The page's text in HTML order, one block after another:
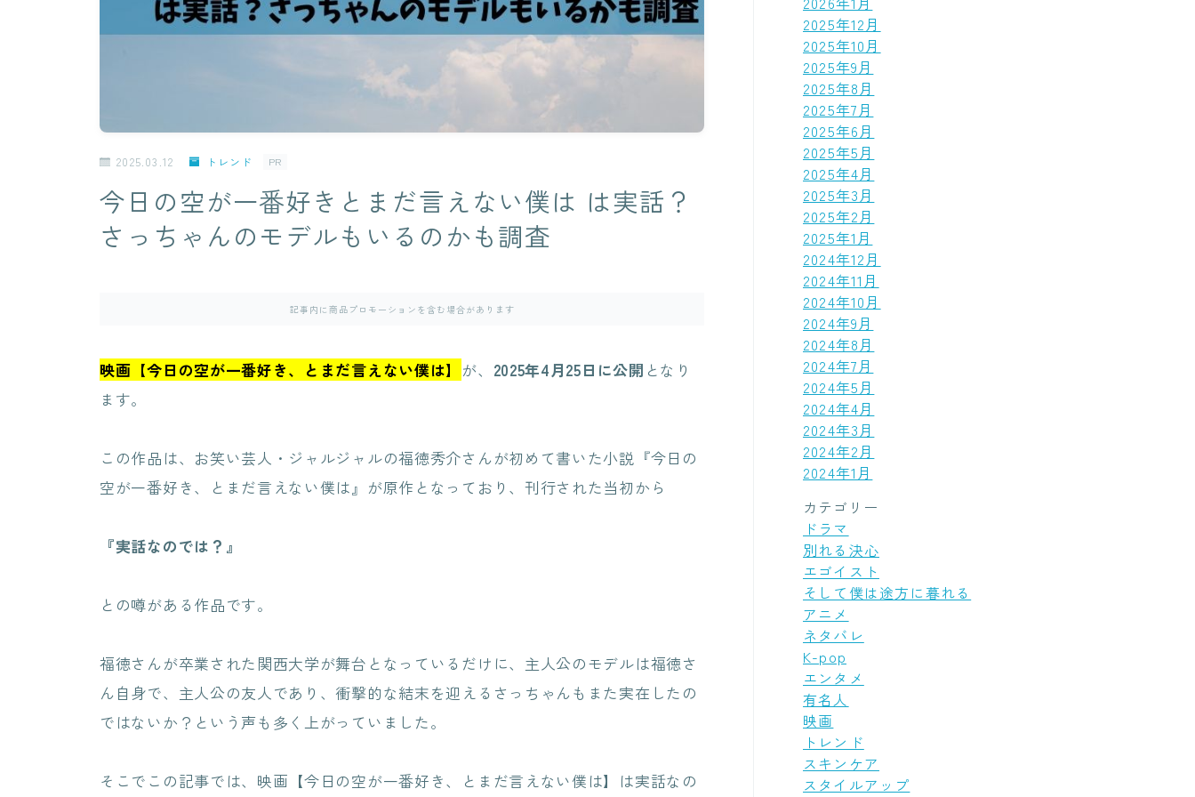
2025.03.12 トレンド PR
今日の空が一番好きとまだ言えない僕は は実話？
さっちゃんのモデルもいるのかも調査
記事内に商品プロモーションを含む場合があります
映画【今日の空が一番好き、とまだ言えない僕は】 が、 2025年4月25日に公開 となり
ます。
この作品は、お笑い芸人・ジャルジャルの福徳秀介さんが初めて書いた小説『今日の
空が一番好き、とまだ言えない僕は』が原作となっており、刊行された当初から
『実話なのでは？』
との噂がある作品です。
福徳さんが卒業された関西大学が舞台となっているだけに、主人公のモデルは福徳さ
ん自身で、主人公の友人であり、衝撃的な結末を迎えるさっちゃんもまた実在したの
ではないか？という声も多く上がっていました。
そこでこの記事では、映画【今日の空が一番好き、とまだ言えない僕は】は実話なの
2025年12月
2025年10月
2025年9月
2025年8月
2025年7月
2025年6月
2025年5月
2025年4月
2025年3月
2025年2月
2025年1月
2024年12月
2024年11月
2024年10月
2024年9月
2024年8月
2024年7月
2024年5月
2024年4月
2024年3月
2024年2月
2024年1月
カテゴリー
ドラマ
別れる決心
エゴイスト
そして僕は途方に暮れる
アニメ
ネタバレ
K-pop
エンタメ
有名人
映画
トレンド
スキンケア
スタイルアップ